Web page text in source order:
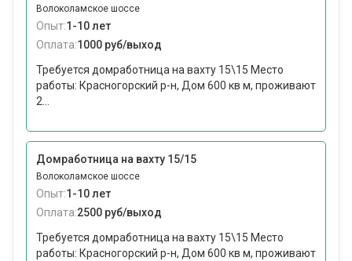
Волоколамское шоссе
Опыт:1-10 лет
Оплата:1000 руб/выход
Требуется домработница на вахту 15\15 Место
работы: Красногорский р-н, Дом 600 кв м, проживают
2...
Домработница на вахту 15/15
Волоколамское шоссе
Опыт:1-10 лет
Оплата:2500 руб/выход
Требуется домработница на вахту 15\15 Место
работы: Красногорский р-н, Дом 600 кв м, проживают